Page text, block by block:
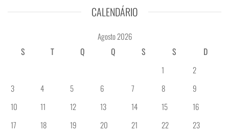
CALENDÁRIO
Agosto 2026
S
T Q Q S S
D
1
2
3
4 5 6 7 8
9
10
11 12 13 14 15
16
17
18 19 20 21 22
23